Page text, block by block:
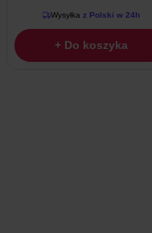
Wysyłka z Polski w 24h
+ Do koszyka